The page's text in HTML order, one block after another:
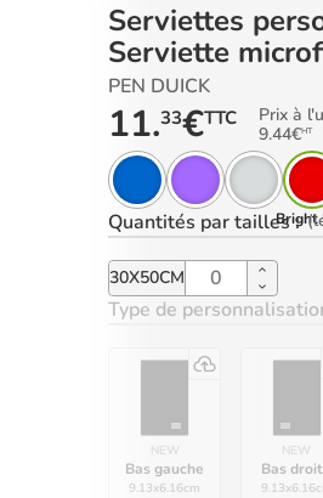
Serviettes personnalisées - PK860 -
Serviette
PEN DUICK
11.33€TTC
9.44€HT
Bright
Quantités par tailles:
30X50CM
Type de
NEW
Bas gauche
9.13x6.16cm
NEW
Bas
9.13x6.16